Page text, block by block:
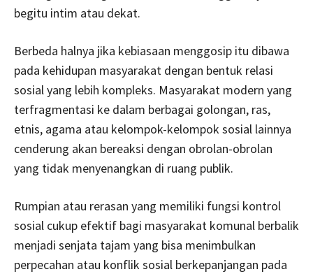
begitu intim atau dekat.
Berbeda halnya jika kebiasaan menggosip itu dibawa
pada kehidupan masyarakat dengan bentuk relasi
sosial yang lebih kompleks. Masyarakat modern yang
terfragmentasi ke dalam berbagai golongan, ras,
etnis, agama atau kelompok-kelompok sosial lainnya
cenderung akan bereaksi dengan obrolan-obrolan
yang tidak menyenangkan di ruang publik.
Rumpian atau rerasan yang memiliki fungsi kontrol
sosial cukup efektif bagi masyarakat komunal berbalik
menjadi senjata tajam yang bisa menimbulkan
perpecahan atau konflik sosial berkepanjangan pada